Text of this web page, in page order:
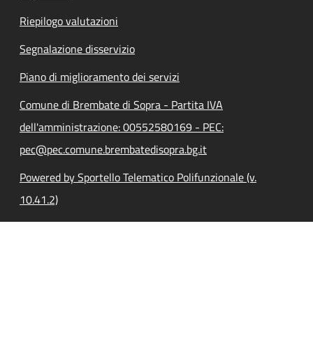
Riepilogo valutazioni
Segnalazione disservizio
Piano di miglioramento dei servizi
Comune di Brembate di Sopra - Partita IVA
dell'amministrazione: 00552580169 - PEC:
pec@pec.comune.brembatedisopra.bg.it
Powered by Sportello Telematico Polifunzionale (v.
10.41.2)